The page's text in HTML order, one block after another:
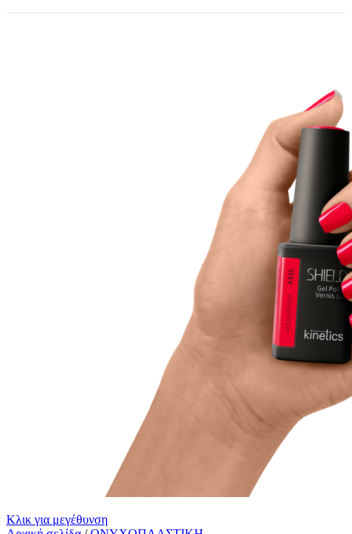
Κλικ για μεγέθυνση